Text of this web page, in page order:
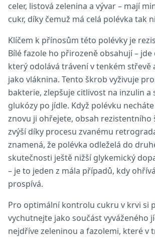
celer, listová zelenina a vývar – mají
cukr, díky čemuž má celá polévka tak
Klíčem k přínosům této polévky je
Bílé fazole ho přirozeně obsahují –
který odolává trávení v tenkém střevě
jako vláknina. Tento škrob vyživuje
bakterie, zlepšuje citlivost na inzulin a
glukózy po jídle. Když polévku
znovu ji ohřejete, obsah rezistentního
zvýší díky procesu zvanému
znamená, že polévka odleželá do
skutečnosti ještě nižší glykemický
– je to jeden z mála případů, kdy
prospívá.
Pro optimální kontrolu cukru v krvi si
vychutnejte jako součást vyváženého
nejdříve zeleninou a fazolemi, které v